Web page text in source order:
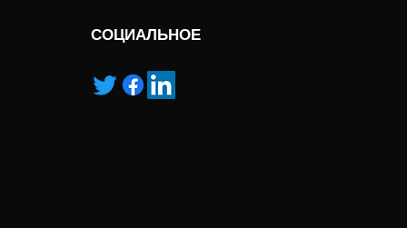
СОЦИАЛЬНОЕ